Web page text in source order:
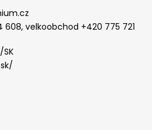
velkoobchod +420 775 721